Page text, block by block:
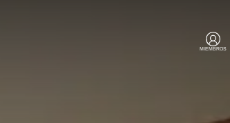
MIEMBROS